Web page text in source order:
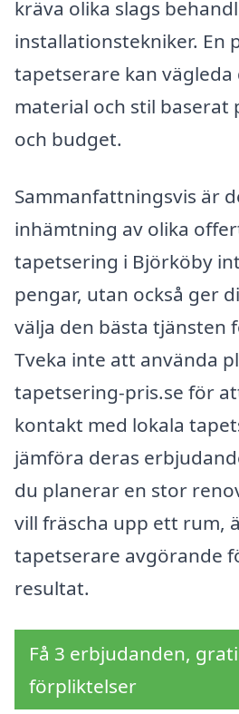
kräva olika slags
installationstekniker. En
tapetserare kan vägleda
material och stil baserat
och budget.
Sammanfattningsvis är
inhämtning av olika
tapetsering i Björköby
pengar, utan också ger
välja den bästa tjänsten
Tveka inte att använda
tapetsering-pris.se för
kontakt med lokala
jämföra deras
du planerar en stor
vill fräscha upp ett rum,
tapetserare avgörande
resultat.
Få 3 erbjudanden,
förpliktelser